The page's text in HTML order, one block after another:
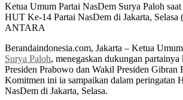
Ketua Umum Partai NasDem Surya Paloh
HUT Ke-14 Partai NasDem di Jakarta, Selasa
ANTARA
Berandaindonesia.com, Jakarta – Ketua Umum
Surya Paloh, menegaskan dukungan partainya
Presiden Prabowo dan Wakil Presiden Gibran
Komitmen ini ia sampaikan dalam peringatan
NasDem di Jakarta, Selasa.